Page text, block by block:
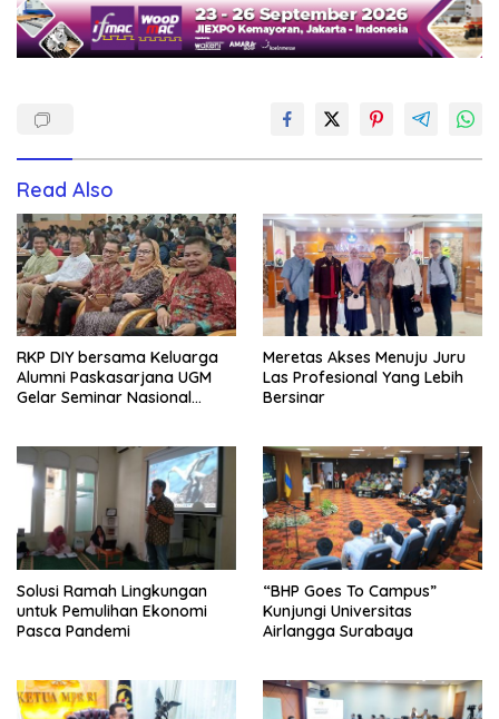
Read Also
RKP DIY bersama Keluarga
Alumni Paskasarjana UGM
Gelar Seminar Nasional
Meretas Akses Menuju Juru
Las Profesional Yang Lebih
Bersinar
Solusi Ramah Lingkungan
untuk Pemulihan Ekonomi
Pasca Pandemi
“BHP Goes To Campus”
Kunjungi Universitas
Airlangga Surabaya